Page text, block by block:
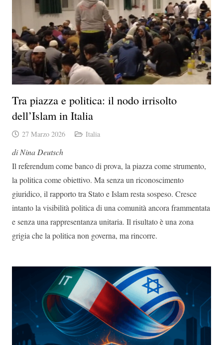
Tra piazza e politica: il nodo irrisolto
dell’Islam in Italia
27 Marzo 2026 Italia
di Nina Deutsch
Il referendum come banco di prova, la piazza come strumento,
la politica come obiettivo. Ma senza un riconoscimento
giuridico, il rapporto tra Stato e Islam resta sospeso. Cresce
intanto la visibilità politica di una comunità ancora frammentata
e senza una rappresentanza unitaria. Il risultato è una zona
grigia che la politica non governa, ma rincorre.